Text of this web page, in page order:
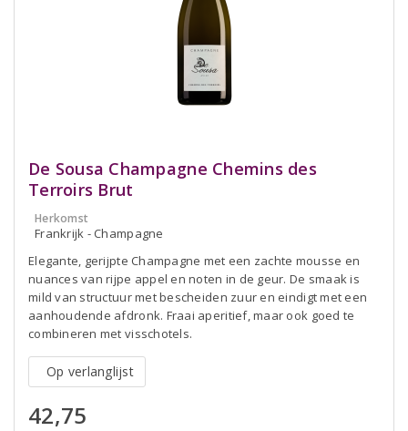
De Sousa Champagne Chemins des
Terroirs Brut
Herkomst
Frankrijk - Champagne
Elegante, gerijpte Champagne met een zachte mousse en
nuances van rijpe appel en noten in de geur. De smaak is
mild van structuur met bescheiden zuur en eindigt met een
aanhoudende afdronk. Fraai aperitief, maar ook goed te
combineren met visschotels.
Op verlanglijst
42,75